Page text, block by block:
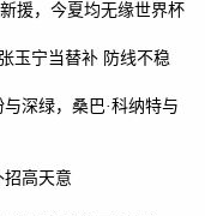
援，今夏均无缘世界杯
玉宁当替补 防线不稳
深绿，桑巴·科纳特与
招高天意